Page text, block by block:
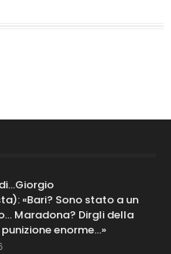
«Bari? Sono stato a un
Maradona? Dirgli della
enorme…»